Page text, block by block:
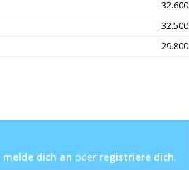
32.600
32.500
29.800
melde dich an oder registriere dich.